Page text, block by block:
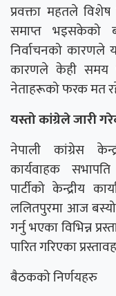
प्रवक्ता महतले
समाप्त भइसकेको
निर्वाचनको कारणले
कारणले केही समय
नेताहरूको फरक मत
यस्तो कांग्रेले जारी
नेपाली कांग्रेस
कार्यवाहक
पार्टीको केन्द्रीय
ललितपुरमा आज
गर्नु भएका विभिन्न
पारित गरिएका
बैठकको निर्णयहरु